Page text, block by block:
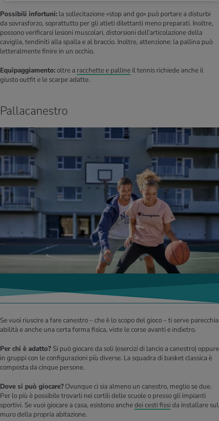
Possibili infortuni: la sollecitazione «stop and go» può portare a disturbi
da sovrasforzo, soprattutto per gli atleti dilettanti meno preparati. Inoltre,
possono verificarsi lesioni muscolari, distorsioni dell’articolazione della
caviglia, tendiniti alla spalla e al braccio. Inoltre, attenzione: la pallina può
letteralmente finire in un occhio.
Equipaggiamento:oltre a racchette e palline il tennis richiede anche il
giusto outfit e le scarpe adatte.
Pallacanestro
Se vuoi riuscire a fare canestro – che è lo scopo del gioco – ti serve parecchia
abilità e anche una certa forma fisica, viste le corse avanti e indietro.
Per chi è adatto? Si può giocare da soli (esercizi di lancio a canestro) oppure
in gruppi con le configurazioni più diverse. La squadra di basket classica è
composta da cinque persone.
Dove si può giocare? Ovunque ci sia almeno un canestro, meglio se due.
Per lo più è possibile trovarli nei cortili delle scuole o presso gli impianti
sportivi. Se vuoi giocare a casa, esistono anchedei cesti fissi da installare sul
muro della propria abitazione.